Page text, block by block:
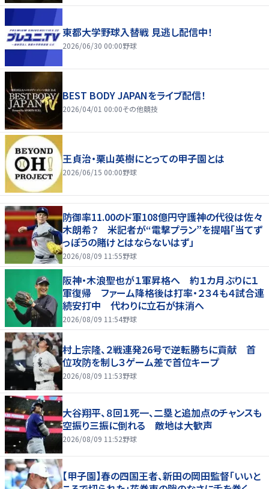
東都大学野球入替戦 見逃し配信中！
2026/06/30 00:00野球
BEST BODY JAPANをライブ配信！
2026/04/01 00:00その他競技
王貞治・栗山英樹にとっての甲子園とは
2026/06/15 00:00野球
防御率11.00のド軍108億円守護神の代役は佐々
木朗希？ 米記者が“電撃プラン”を提唱「当てず
っぽうの賭けとはならないはず」
2026/08/09 11:55野球
阪神・木浪聖也が１軍昇格へ 約１カ月ぶりに１
軍復帰 ファーム降格後は打率・２３４も４試合連
続安打中 代わりに立石が抹消へ
2026/08/09 11:54野球
村上宗隆、２戦連発26号で逆転勝ちに貢献 首
位攻防を制し３ゲーム差で首位キープ
2026/08/09 11:53野球
大谷翔平、８回１死一、二塁と追加点のチャンスも
空振り三振に倒れる 敵地は大歓声
2026/08/09 11:52野球
【甲子園】春の四国王者、新田の岡田監督「いいと